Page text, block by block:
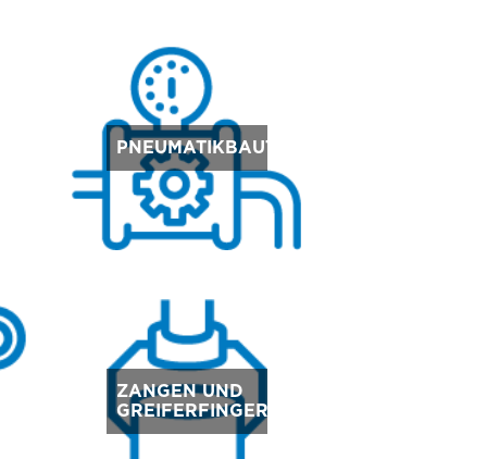
PNEUMATIKBAUTEILE
ZANGEN UND
GREIFERFINGER